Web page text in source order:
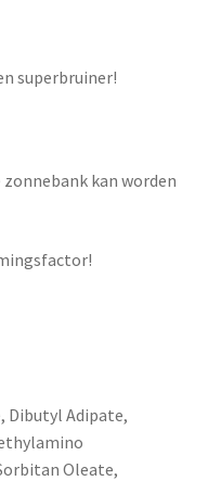
superbruiner!
kan worden
Dibutyl Adipate,
Oleate,